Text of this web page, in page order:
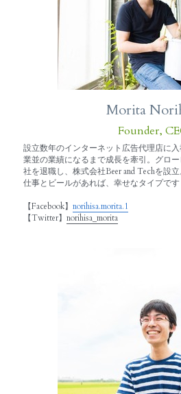
Morita
Founder,
設立数年のインターネット広告代理店に
業並の業績になるまで成長を牽引。グロ
社を退職し、株式会社Beer and Techを設立
仕事とビールがあれば、幸せなタイプです
【Facebook】 norihisa.morita.1
【Twitter】 norihisa_morita